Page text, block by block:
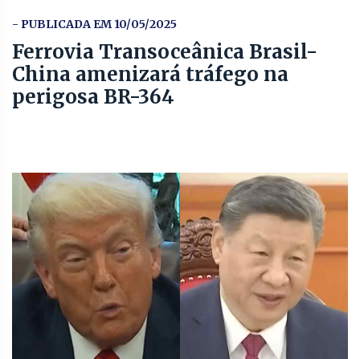
- PUBLICADA EM 10/05/2025
Ferrovia Transoceânica Brasil-
China amenizará tráfego na
perigosa BR-364